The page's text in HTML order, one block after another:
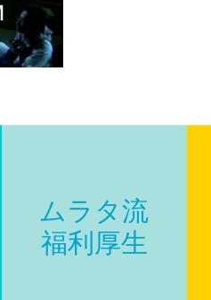
ムラタ流
福利厚生